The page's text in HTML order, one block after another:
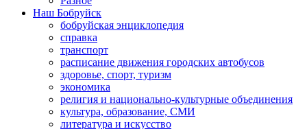
Наш Бобруйск
бобруйская энциклопедия
справка
транспорт
расписание движения городских автобусов
здоровье, спорт, туризм
экономика
религия и национально-культурные объединения
культура, образование, СМИ
литература и искусство